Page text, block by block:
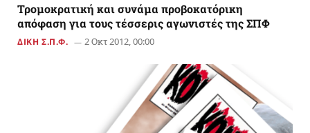
Τρομοκρατική και συνάμα προβοκατόρικη
απόφαση για τους τέσσερις αγωνιστές της ΣΠΦ
ΔΙΚΗ Σ.Π.Φ. 2 Οκτ 2012, 00:00